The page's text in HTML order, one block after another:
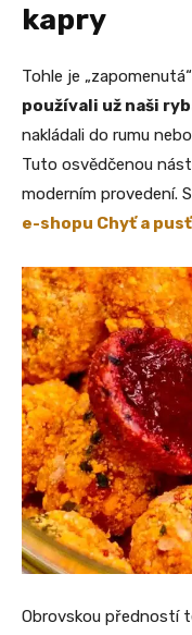
kapry
Tohle je
používali už naši
nakládali do rumu
Tuto osvědčenou
moderním provedení.
e-shopu Chyť a pusť
Obrovskou předností